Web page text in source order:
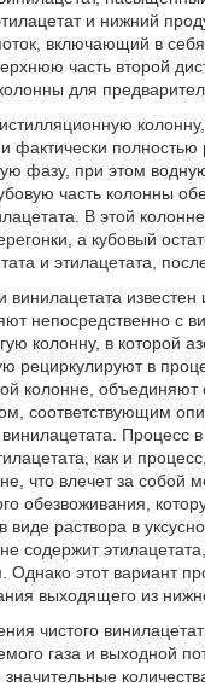
и нижний
включающий в
часть второй
для
фактически
фазу, при этом
часть колонны
В этой
а кубовый
и этилацетата,
винилацетата
непосредственно
колонну, в которой
рециркулируют в
колонне,
соответствующим
Процесс
как и
что влечет за
обезвоживания,
раствора в
содержит
этот вариант
выходящего из
чистого
газа и выходной